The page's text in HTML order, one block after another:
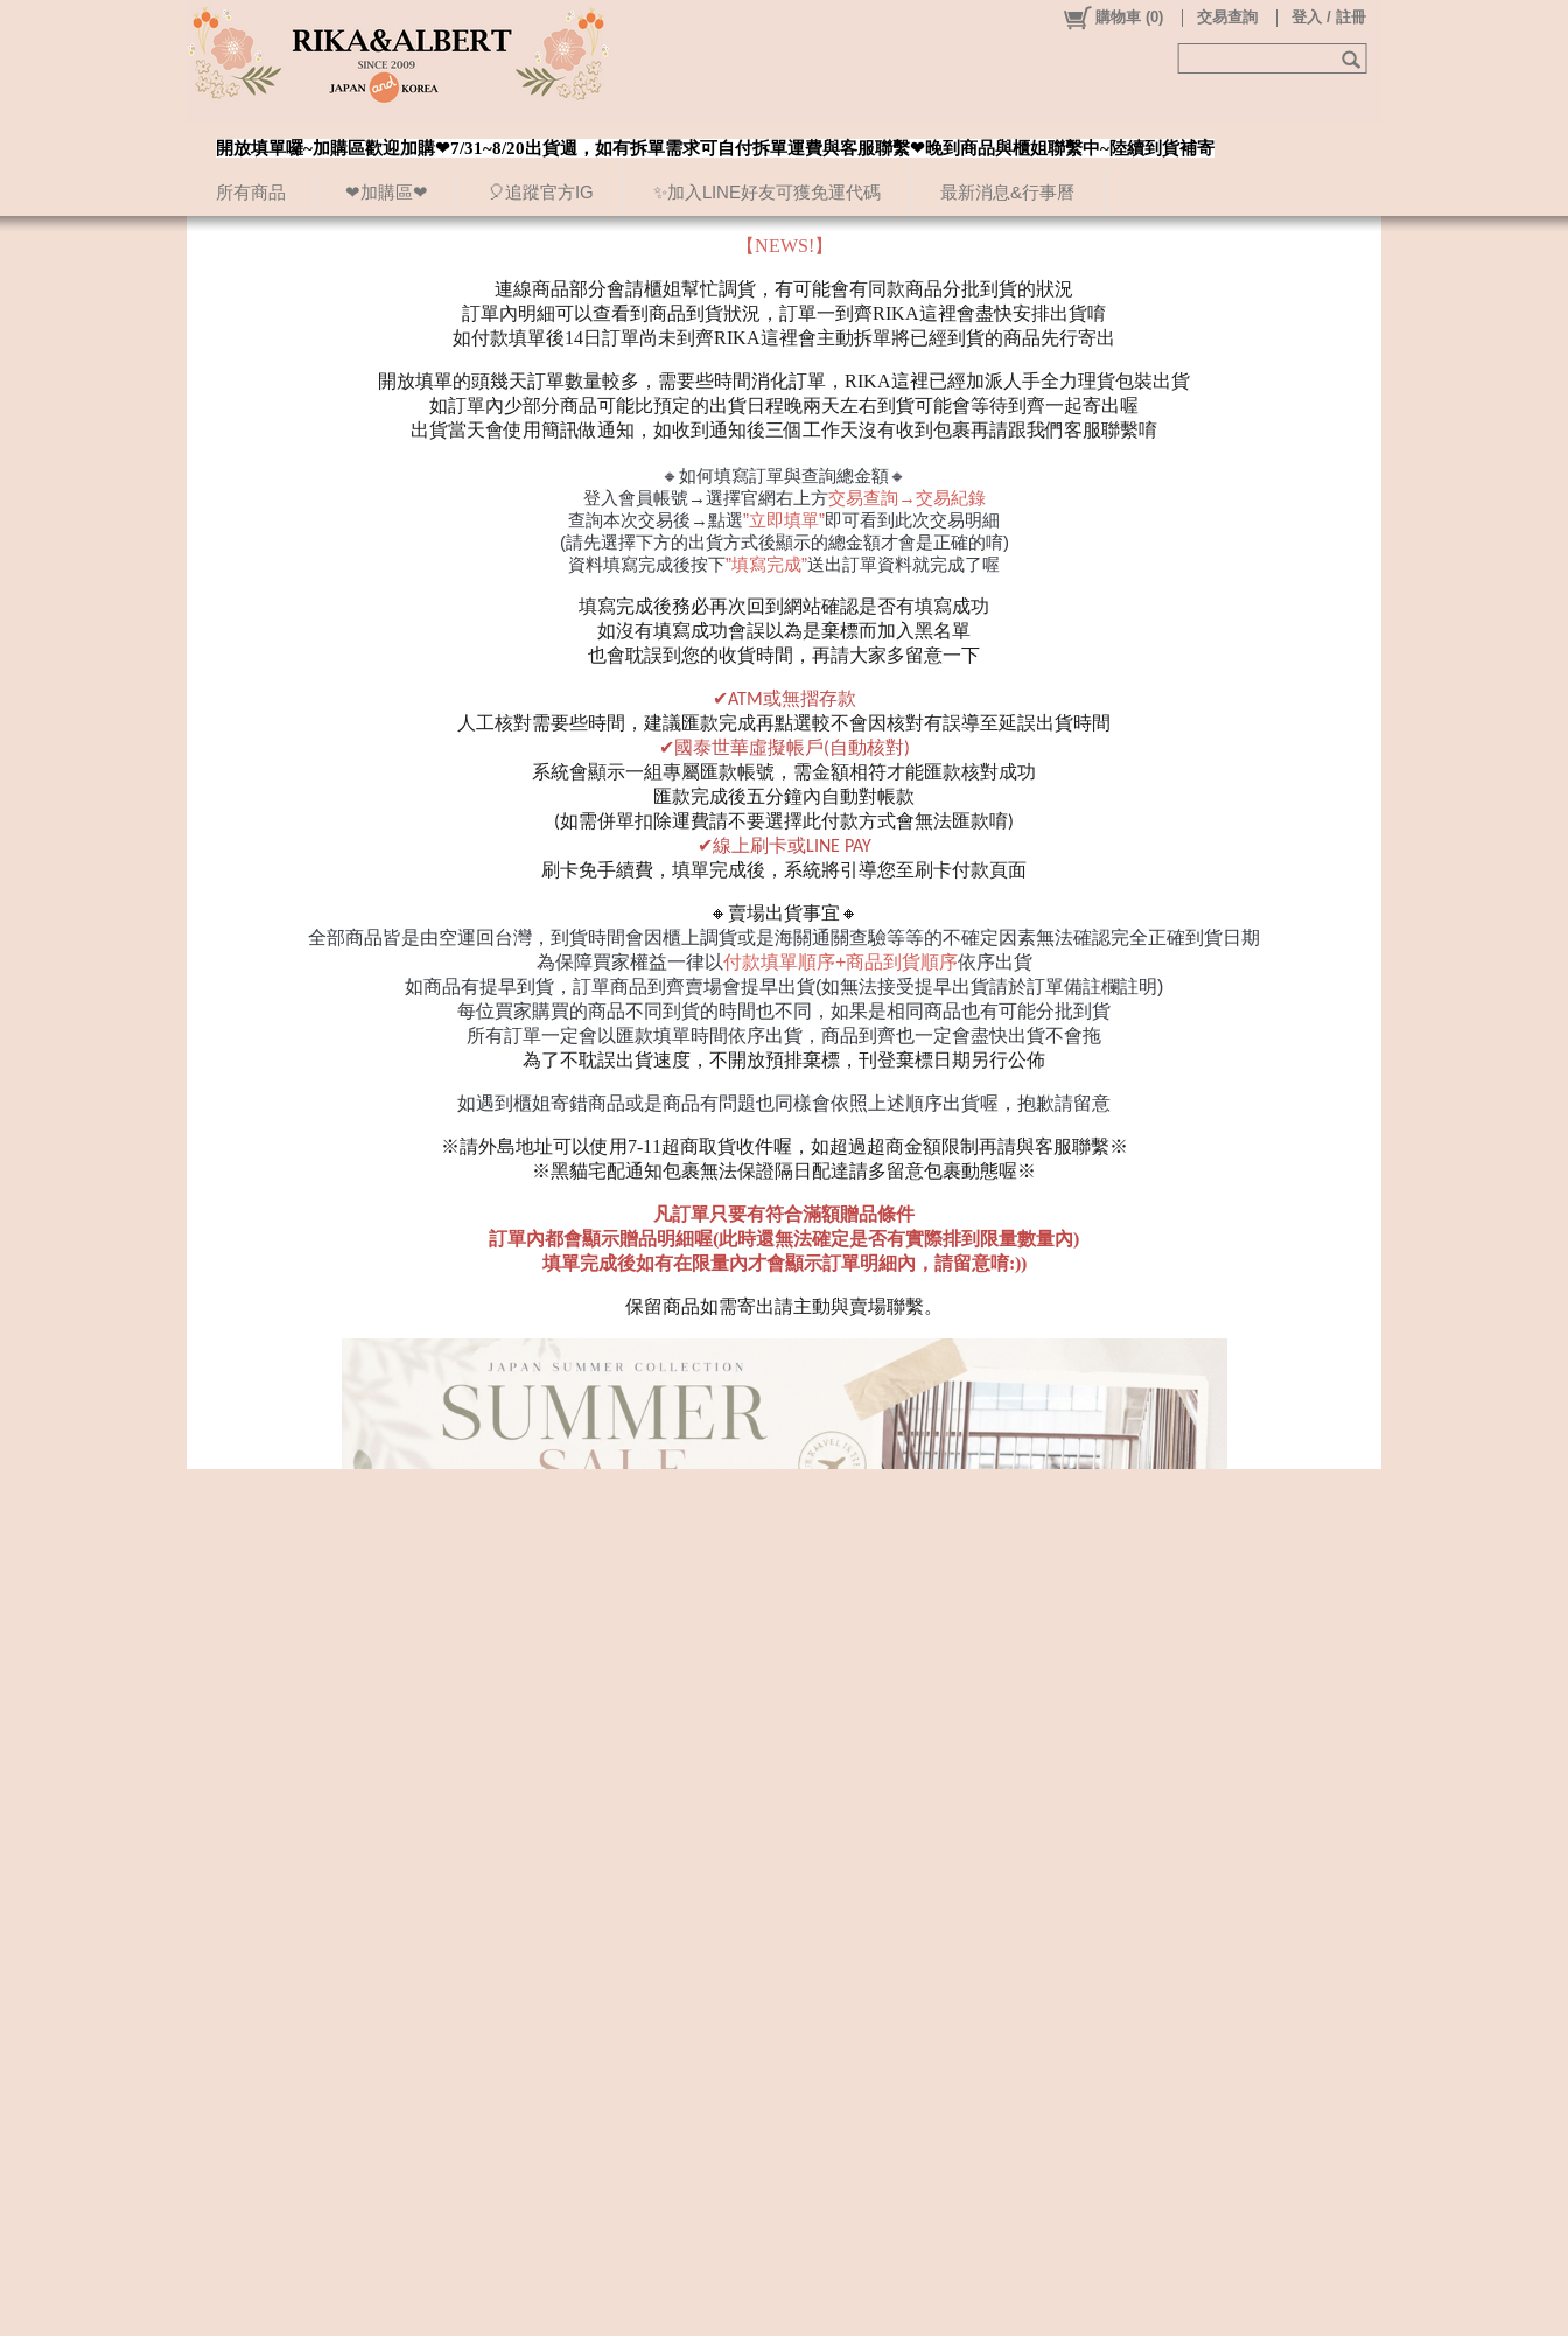
所有商品 ❤加購區❤ 🎈追蹤官方IG ✨加入LINE好友可獲免運代碼 最新消息&行事曆
購物車 (0) 交易查詢 登入 / 註冊
開放填單囉~加購區歡迎加購❤7/31~8/20出貨週，如有拆單需求可自付拆單運費與客服聯繫❤晚到商品與櫃姐聯繫中~陸續到貨補寄